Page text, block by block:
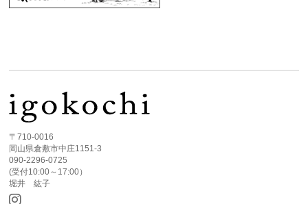
〒710-0016
岡山県倉敷市中庄1151-3
090-2296-0725
(受付10:00～17:00）
堀井 紘子